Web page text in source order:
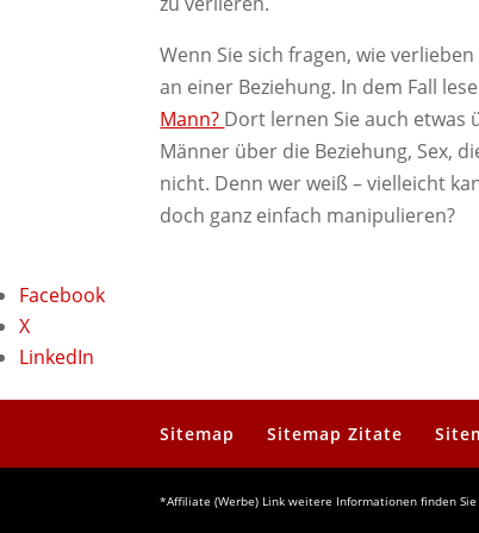
Wenn Sie sich fragen, wie
an einer Beziehung. In dem Fall
Mann? Dort lernen Sie auch etwas
Männer über die Beziehung, Sex,
nicht. Denn wer weiß – vielleicht
doch ganz einfach manipulieren?
Facebook
X
LinkedIn
Sitemap Sitemap Zitate
*Affiliate (Werbe) Link weitere Informationen finden